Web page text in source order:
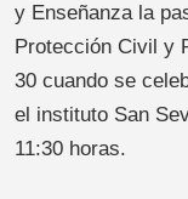
y Enseñanza la
Protección Civil y
30 cuando se
el instituto San
11:30 horas.